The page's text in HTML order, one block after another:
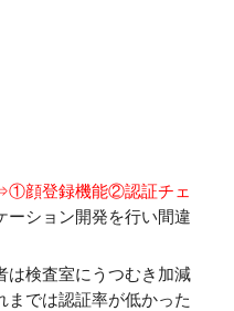
顔登録機能②認証チェ
ーション開発を行い間違
は検査室にうつむき加減
までは認証率が低かった